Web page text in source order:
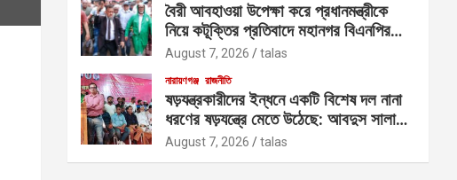
বৈরী আবহাওয়া উপেক্ষা করে প্রধানমন্ত্রীকে
নিয়ে কটূক্তির প্রতিবাদে মহানগর বিএনপির
বিক্ষোভ
August 7, 2026 talas
নারায়ণগঞ্জ রাজনীতি
ষড়যন্ত্রকারীদের ইন্ধনে একটি বিশেষ দল নানা
ধরণের ষড়যন্ত্রে মেতে উঠেছে: আবদুস সালাম
আজাদ
August 7, 2026 talas